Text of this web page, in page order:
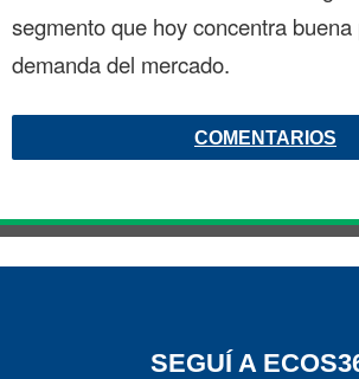
segmento que hoy concentra
demanda del mercado.
COMENTARIOS
SEGUÍ A